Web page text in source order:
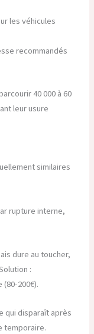
les véhicules
recommandés
40 000 à 60
leur usure
similaires
rupture interne,
dure au toucher,
:
200€).
qui disparaît après
temporaire.